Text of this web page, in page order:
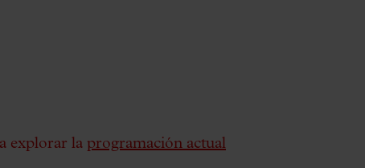
explorar la programación actual